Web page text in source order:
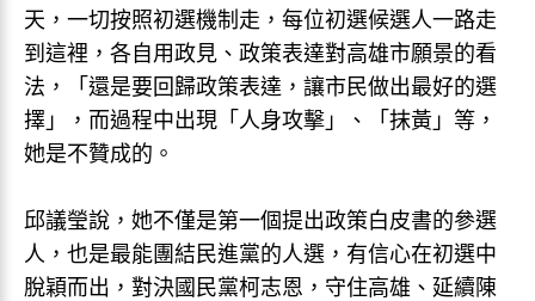
天，一切按照初選機制走，每位初選候選人一路走
到這裡，各自用政見、政策表達對高雄市願景的看
法，「還是要回歸政策表達，讓市民做出最好的選
擇」，而過程中出現「人身攻擊」、「抹黃」等，
她是不贊成的。
邱議瑩說，她不僅是第一個提出政策白皮書的參選
人，也是最能團結民進黨的人選，有信心在初選中
脫穎而出，對決國民黨柯志恩，守住高雄、延續陳